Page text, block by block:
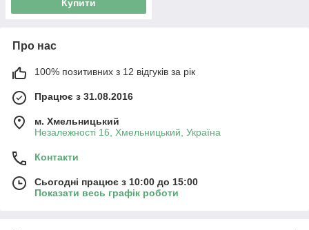
Купити
Про нас
100% позитивних з 12 відгуків за рік
Працює з 31.08.2016
м. Хмельницький
Незалежності 16, Хмельницький, Україна
Контакти
Сьогодні працює з 10:00 до 15:00
Показати весь графік роботи